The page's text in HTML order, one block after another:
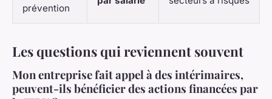
prévention
Les questions qui reviennent souvent
Mon entreprise fait appel à des intérimaires,
peuvent-ils bénéficier des actions financées par